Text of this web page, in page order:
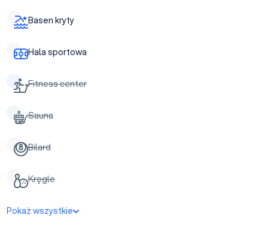
Basen kryty
Hala sportowa
Fitness center
Sauna
Bilard
Kręgle
Pokaż wszystkie